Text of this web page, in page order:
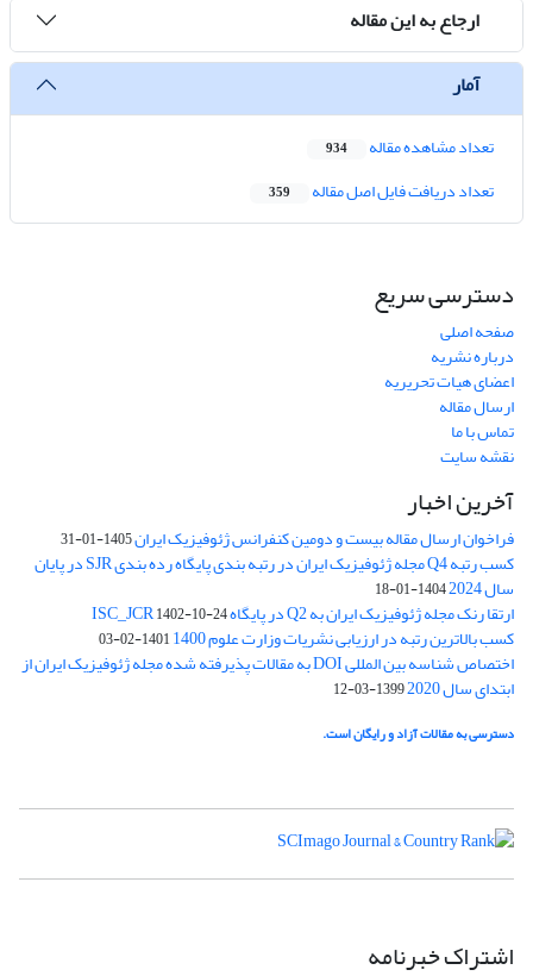
ارجاع به این مقاله
آمار
تعداد مشاهده مقاله 934
تعداد دریافت فایل اصل مقاله 359
دسترسی سریع
صفحه اصلی
درباره نشریه
اعضای هیات تحریریه
ارسال مقاله
تماس با ما
نقشه سایت
آخرین اخبار
فراخوان ارسال مقاله بیست و دومین کنفرانس ژئوفیزیک ایران1405-01-31
کسب رتبه Q4 مجله ژئوفیزیک ایران در رتبه بندی پایگاه رده بندی SJR در پایان
سال 2024 1404-01-18
ارتقا رنک مجله ژئوفیزیک ایران به Q2 در پایگاه ISC_JCR 1402-10-24
کسب بالاترین رتبه در ارزیابی نشریات وزارت علوم 1400 1401-02-03
اختصاص شناسه بین المللی DOI به مقالات پذیرفته شده مجله ژئوفیزیک ایران از
ابتدای سال 2020 1399-03-12
دسترسی به مقالات آزاد و رایگان است.
اشتراک خبرنامه